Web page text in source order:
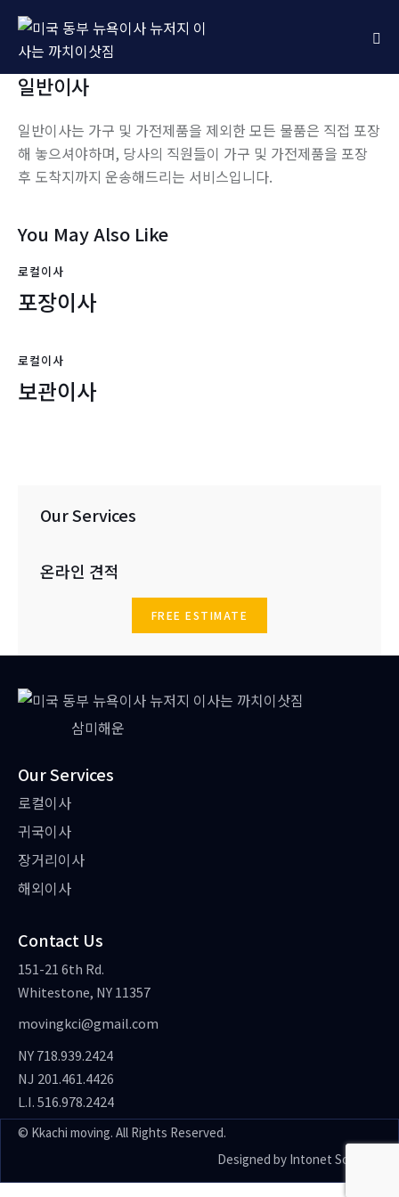
일반이사
일반이사는 가구 및 가전제품을 제외한 모든 물품은 직접 포장
해 놓으셔야하며, 당사의 직원들이 가구 및 가전제품을 포장
후 도착지까지 운송해드리는 서비스입니다.
You May Also Like
포장이사
로컬이사
보관이사
로컬이사
Our Services
온라인 견적
FREE ESTIMATE
삼미해운
Our Services
로컬이사
귀국이사
장거리이사
해외이사
Contact Us
151-21 6th Rd.
Whitestone, NY 11357
movingkci@gmail.com
NY 718.939.2424
NJ 201.461.4426
L.I. 516.978.2424
© Kkachi moving. All Rights Reserved.
Designed by Intonet Solution